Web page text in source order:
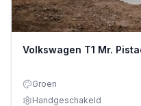
Volkswagen T1 Mr.
Groen
Handgeschakeld